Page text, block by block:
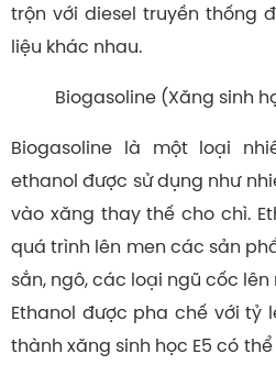
trộn với diesel truyền thống
liệu khác nhau.
Biogasoline (Xăng sinh
Biogasoline là một loại
ethanol được sử dụng như
vào xăng thay thế cho chì.
quá trình lên men các sản
sắn, ngô, các loại ngũ cốc lên
Ethanol được pha chế với tỷ
thành xăng sinh học E5 có